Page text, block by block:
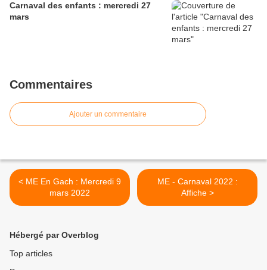
Carnaval des enfants : mercredi 27
mars
Commentaires
Ajouter un commentaire
< ME En Gach : Mercredi 9
mars 2022
ME - Carnaval 2022 :
Affiche >
Hébergé par Overblog
Top articles